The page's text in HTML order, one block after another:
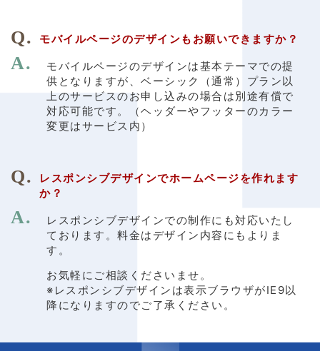
モバイルページのデザインもお願いできますか？
モバイルページのデザインは基本テーマでの提
供となりますが、ベーシック（通常）プラン以
上のサービスのお申し込みの場合は別途有償で
対応可能です。（ヘッダーやフッターのカラー
変更はサービス内）
レスポンシブデザインでホームページを作れます
か？
レスポンシブデザインでの制作にも対応いたし
ております。料金はデザイン内容にもよりま
す。
お気軽にご相談くださいませ。
※レスポンシブデザインは表示ブラウザがIE9以
降になりますのでご了承ください。